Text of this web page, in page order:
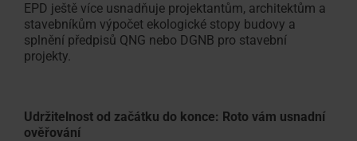
EPD ještě více usnadňuje projektantům, architektům a
stavebníkům výpočet ekologické stopy budovy a
splnění předpisů QNG nebo DGNB pro stavební
projekty.
Udržitelnost od začátku do konce: Roto vám usnadní
ověřování